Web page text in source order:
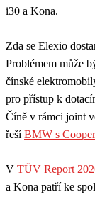
i30 a Kona.
Zda se Elexio
Problémem může
čínské
pro přístup k
Číně v rámci joint
řešíBMW s
V TÜV Report
a Kona patří ke